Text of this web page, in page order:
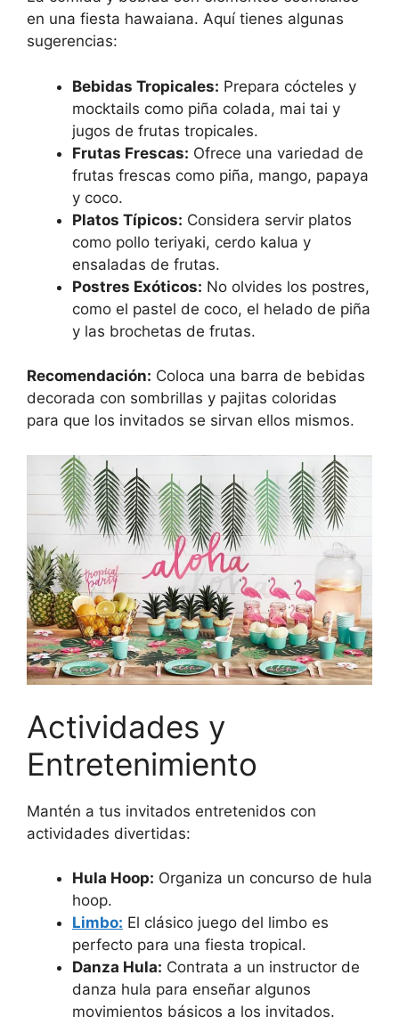
en una fiesta hawaiana. Aquí tienes algunas
sugerencias:
Bebidas Tropicales: Prepara cócteles y
mocktails como piña colada, mai tai y
jugos de frutas tropicales.
Frutas Frescas: Ofrece una variedad de
frutas frescas como piña, mango, papaya
y coco.
Platos Típicos: Considera servir platos
como pollo teriyaki, cerdo kalua y
ensaladas de frutas.
Postres Exóticos: No olvides los postres,
como el pastel de coco, el helado de piña
y las brochetas de frutas.
Recomendación: Coloca una barra de bebidas
decorada con sombrillas y pajitas coloridas
para que los invitados se sirvan ellos mismos.
Actividades y
Entretenimiento
Mantén a tus invitados entretenidos con
actividades divertidas:
Hula Hoop: Organiza un concurso de hula
hoop.
Limbo: El clásico juego del limbo es
perfecto para una fiesta tropical.
Danza Hula: Contrata a un instructor de
danza hula para enseñar algunos
movimientos básicos a los invitados.